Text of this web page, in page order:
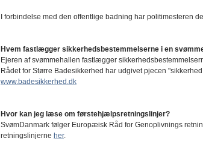
I forbindelse med den offentlige badning har politimesteren
Hvem fastlægger sikkerhedsbestemmelserne i en
Ejeren af svømmehallen fastlægger
Rådet for Større Badesikkerhed har udgivet pjecen
www.badesikkerhed.dk
Hvor kan jeg læse om førstehjælpsretningslinjer?
SvømDanmark følger Europæisk Råd for Genoplivnings
retningslinjerne her.